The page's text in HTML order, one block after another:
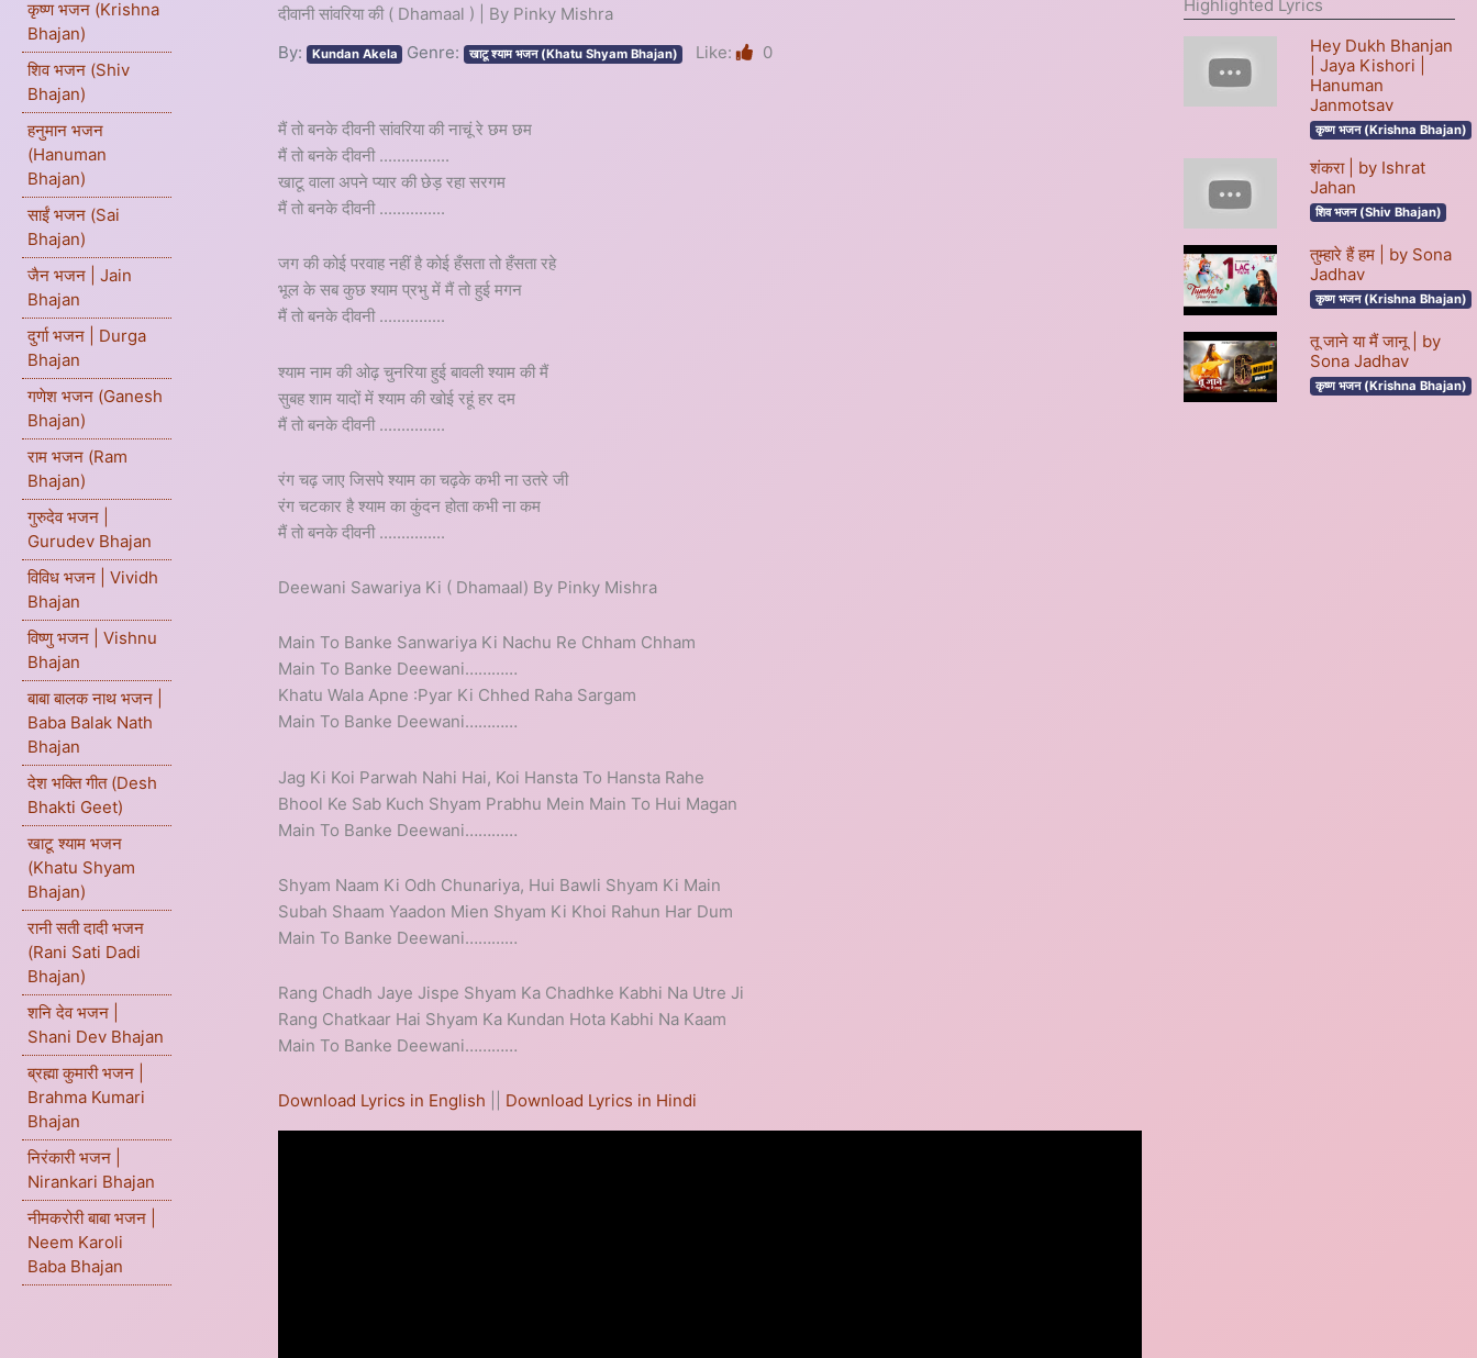
कृष्ण भजन (Krishna
Bhajan)
शिव भजन (Shiv
Bhajan)
हनुमान भजन
(Hanuman
Bhajan)
साईं भजन (Sai
Bhajan)
जैन भजन | Jain
Bhajan
दुर्गा भजन | Durga
Bhajan
गणेश भजन (Ganesh
Bhajan)
राम भजन (Ram
Bhajan)
गुरुदेव भजन |
Gurudev Bhajan
विविध भजन | Vividh
Bhajan
विष्णु भजन | Vishnu
Bhajan
बाबा बालक नाथ भजन |
Baba Balak Nath
Bhajan
देश भक्ति गीत (Desh
Bhakti Geet)
खाटू श्याम भजन
(Khatu Shyam
Bhajan)
रानी सती दादी भजन
(Rani Sati Dadi
Bhajan)
शनि देव भजन |
Shani Dev Bhajan
ब्रह्मा कुमारी भजन |
Brahma Kumari
Bhajan
निरंकारी भजन |
Nirankari Bhajan
नीमकरोरी बाबा भजन |
Neem Karoli
Baba Bhajan
दीवानी सांवरिया की ( Dhamaal ) | By Pinky Mishra
By: Kundan Akela Genre: खाटू श्याम भजन (Khatu Shyam Bhajan) Like: 0
मैं तो बनके दीवनी सांवरिया की नाचूं रे छम छम
मैं तो बनके दीवनी ................
खाटू वाला अपने प्यार की छेड़ रहा सरगम
मैं तो बनके दीवनी ...............
जग की कोई परवाह नहीं है कोई हँसता तो हँसता रहे
भूल के सब कुछ श्याम प्रभु में मैं तो हुई मगन
मैं तो बनके दीवनी ...............
श्याम नाम की ओढ़ चुनरिया हुई बावली श्याम की मैं
सुबह शाम यादों में श्याम की खोई रहूं हर दम
मैं तो बनके दीवनी ...............
रंग चढ़ जाए जिसपे श्याम का चढ़के कभी ना उतरे जी
रंग चटकार है श्याम का कुंदन होता कभी ना कम
मैं तो बनके दीवनी ...............
Deewani Sawariya Ki ( Dhamaal) By Pinky Mishra
Main To Banke Sanwariya Ki Nachu Re Chham Chham
Main To Banke Deewani…………
Khatu Wala Apne :Pyar Ki Chhed Raha Sargam
Main To Banke Deewani…………
Jag Ki Koi Parwah Nahi Hai, Koi Hansta To Hansta Rahe
Bhool Ke Sab Kuch Shyam Prabhu Mein Main To Hui Magan
Main To Banke Deewani…………
Shyam Naam Ki Odh Chunariya, Hui Bawli Shyam Ki Main
Subah Shaam Yaadon Mien Shyam Ki Khoi Rahun Har Dum
Main To Banke Deewani…………
Rang Chadh Jaye Jispe Shyam Ka Chadhke Kabhi Na Utre Ji
Rang Chatkaar Hai Shyam Ka Kundan Hota Kabhi Na Kaam
Main To Banke Deewani…………
Download Lyrics in English Download Lyrics in Hindi
Highlighted Lyrics
Hey Dukh Bhanjan
| Jaya Kishori |
Hanuman
Janmotsav
कृष्ण भजन (Krishna Bhajan)
शंकरा | by Ishrat
Jahan
शिव भजन (Shiv Bhajan)
तुम्हारे हैं हम | by Sona
Jadhav
कृष्ण भजन (Krishna Bhajan)
तू जाने या मैं जानू | by
Sona Jadhav
कृष्ण भजन (Krishna Bhajan)